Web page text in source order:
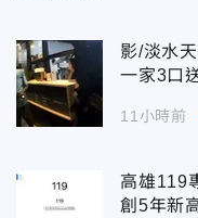
影/淡水
一家3口
11小時前
高雄119
創5年新